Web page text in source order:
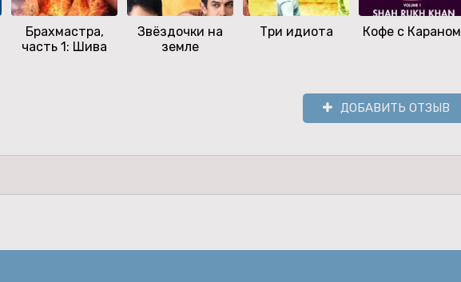
Брахмастра,
часть 1: Шива
Звёздочки на
земле
Три идиота Кофе с Караном
ДОБАВИТЬ ОТЗЫВ